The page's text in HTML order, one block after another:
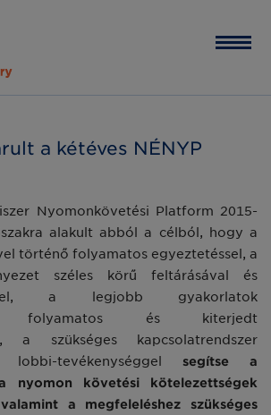
a kétéves NÉNYP
Nyomonkövetési Platform 2015-
alakult abból a célból, hogy a
történő folyamatos egyeztetéssel, a
széles körű feltárásával és
a legjobb gyakorlatok
folyamatos és kiterjedt
a szükséges kapcsolatrendszer
lobbi-tevékenységgel segítse a
nyomon követési kötelezettségek
a megfeleléshez szükséges